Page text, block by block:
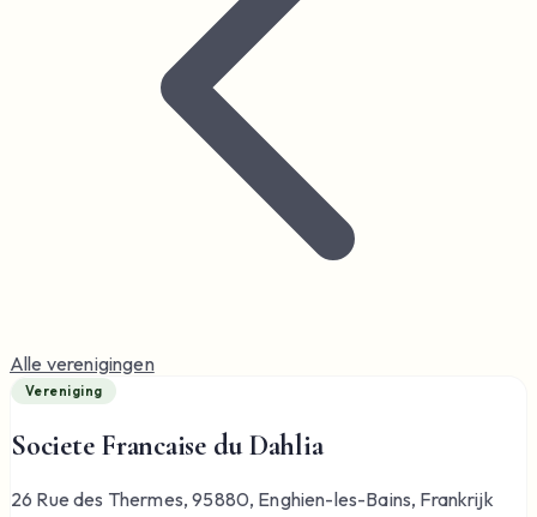
Alle verenigingen
Vereniging
Societe Francaise du Dahlia
26 Rue des Thermes, 95880, Enghien-les-Bains, Frankrijk